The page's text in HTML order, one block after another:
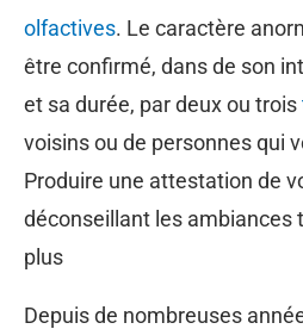
olfactives. Le caractère
être confirmé, dans de son
et sa durée, par deux ou trois
voisins ou de personnes qui
Produire une attestation de
déconseillant les ambiances
plus
Depuis de nombreuses